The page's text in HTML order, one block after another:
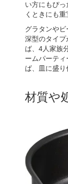
い方にもぴ
くときにも重
グラタンやビ
深型のタイプ
ば、4人家族
ームパーテ
ば、皿に盛り
材質や